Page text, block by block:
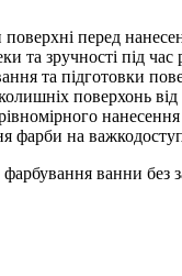
перед
та зручності під час
та підготовки
поверхонь
фарби на
ванни без